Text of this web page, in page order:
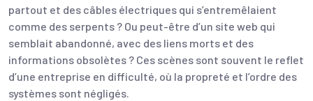
partout et des câbles électriques qui s’entremêlaient
comme des serpents ? Ou peut-être d’un site web qui
semblait abandonné, avec des liens morts et des
informations obsolètes ? Ces scènes sont souvent le reflet
d’une entreprise en difficulté, où la propreté et l’ordre des
systèmes sont négligés.